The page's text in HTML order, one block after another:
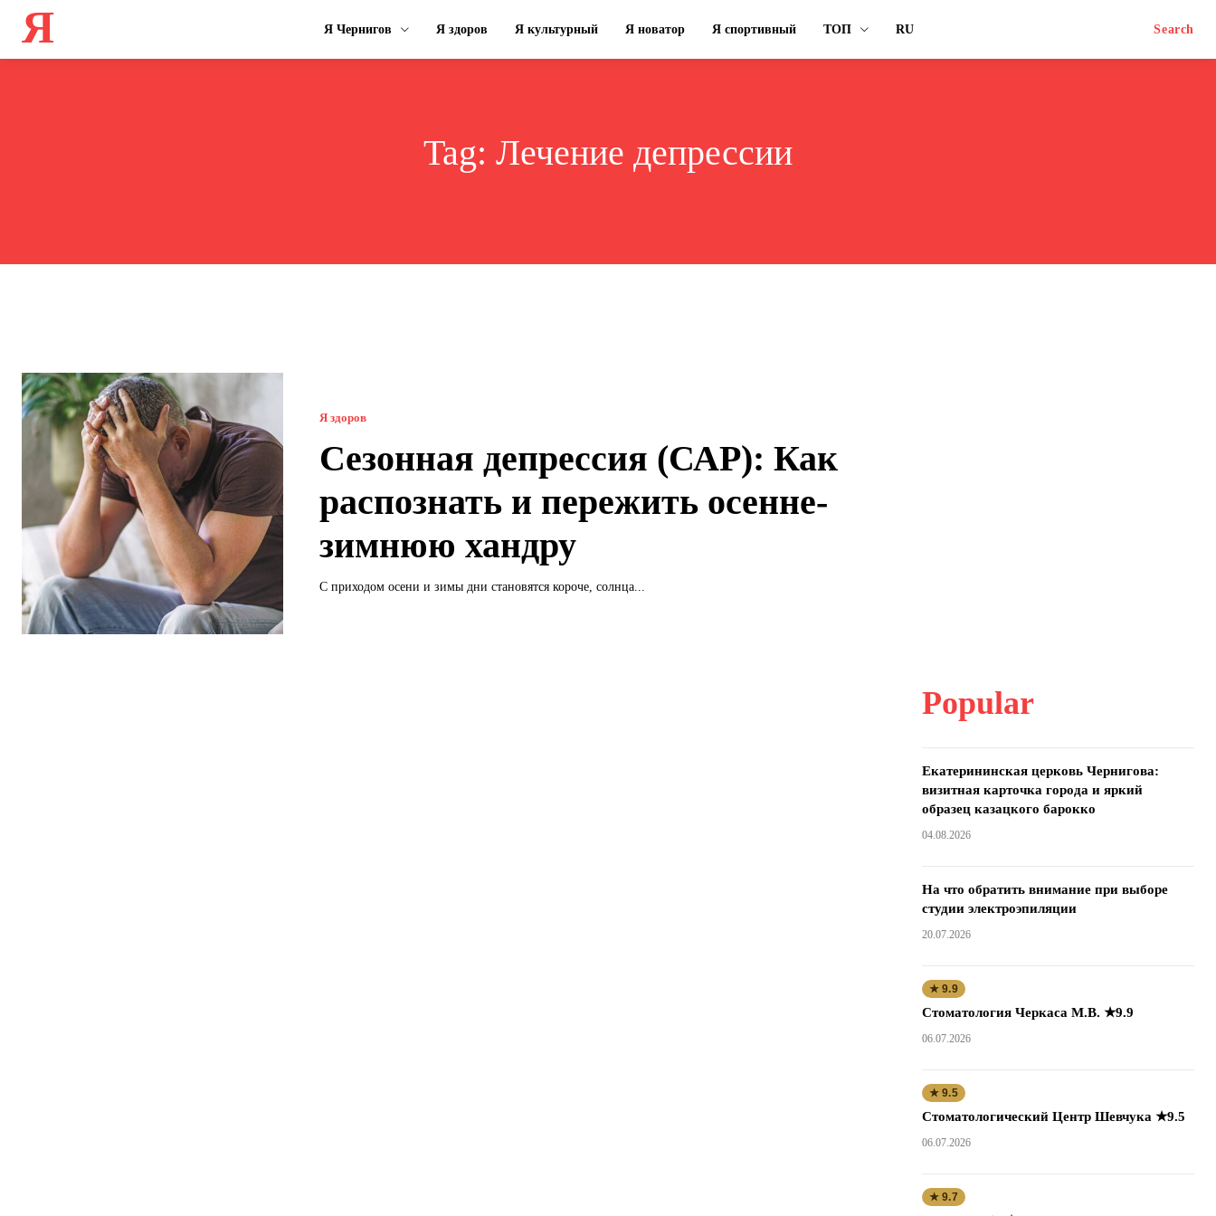
Я Я Чернигов Я здоров Я культурный Я новатор Я спортивный ТОП RU Search
Tag: Лечение депрессии
Я здоров
Сезонная депрессия (САР): Как
распознать и пережить осенне-
зимнюю хандру
С приходом осени и зимы дни становятся короче, солнца...
Popular
Екатерининская церковь Чернигова:
визитная карточка города и яркий
образец казацкого барокко
04.08.2026
На что обратить внимание при выборе
студии электроэпиляции
20.07.2026
★ 9.9
Стоматология Черкаса М.В. ★9.9
06.07.2026
★ 9.5
Стоматологический Центр Шевчука ★9.5
06.07.2026
★ 9.7